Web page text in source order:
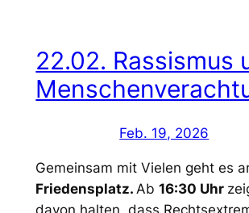
22.02. Rassismus
Feb. 19, 2026
Gemeinsam mit Vielen geht es
Friedensplatz.Ab16:30 Uhr